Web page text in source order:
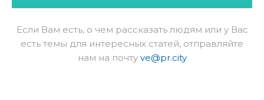
Если Вам есть, о чем рассказать людям или у Вас
есть темы для интересных статей, отправляйте
нам на почту ve@pr.city